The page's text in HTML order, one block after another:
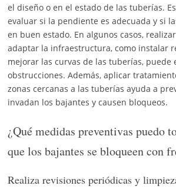
el diseño o en el estado de las tuberías.
evaluar si la pendiente es adecuada y si
en buen estado. En algunos casos,
adaptar la infraestructura, como instalar
mejorar las curvas de las tuberías, puede
obstrucciones. Además, aplicar
zonas cercanas a las tuberías ayuda a
invadan los bajantes y causen bloqueos.
¿Qué medidas preventivas puedo
que los bajantes se bloqueen con
Realiza revisiones periódicas y